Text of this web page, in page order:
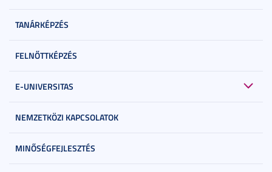
TANÁRKÉPZÉS
FELNŐTTKÉPZÉS
E-UNIVERSITAS
NEMZETKÖZI KAPCSOLATOK
MINŐSÉGFEJLESZTÉS